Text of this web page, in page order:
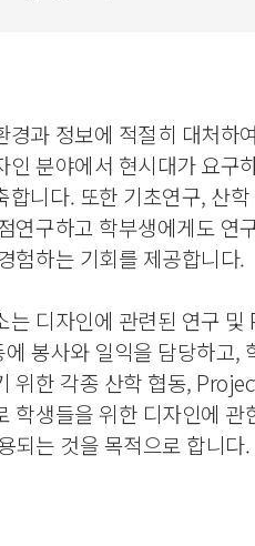
경과 정보에 적절히 대처하
인 분야에서 현시대가 요구
합니다. 또한 기초연구, 산
연구하고 학부생에게도 연
험하는 기회를 제공합니다.
는 디자인에 관련된 연구 및
봉사와 일익을 담당하고,
위한 각종 산학 협동,
학생들을 위한 디자인에 관
되는 것을 목적으로 합니다.